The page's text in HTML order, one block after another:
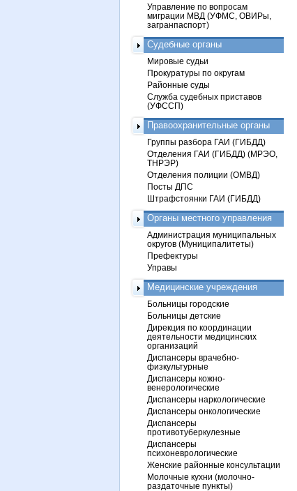
Управление по вопросам
миграции МВД (УФМС, ОВИРы,
загранпаспорт)
Судебные органы
Мировые судьи
Прокуратуры по округам
Районные суды
Служба судебных приставов
(УФССП)
Правоохранительные органы
Группы разбора ГАИ (ГИБДД)
Отделения ГАИ (ГИБДД) (МРЭО,
ТНРЭР)
Отделения полиции (ОМВД)
Посты ДПС
Штрафстоянки ГАИ (ГИБДД)
Органы местного управления
Администрация муниципальных
округов (Муниципалитеты)
Префектуры
Управы
Медицинские учреждения
Больницы городские
Больницы детские
Дирекция по координации
деятельности медицинских
организаций
Диспансеры врачебно-
физкультурные
Диспансеры кожно-
венерологические
Диспансеры наркологические
Диспансеры онкологические
Диспансеры
противотуберкулезные
Диспансеры
психоневрологические
Женские районные консультации
Молочные кухни (молочно-
раздаточные пункты)